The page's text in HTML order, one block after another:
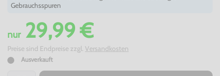
Gebrauchsspuren
nur29,99 €
Preise sind Endpreise zzgl. Versandkosten
Ausverkauft